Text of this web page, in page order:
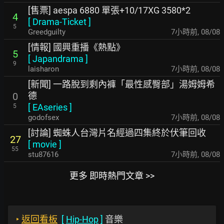
4
5
[售票] aespa 6880 單張+10/17XG 3580*2
[ Drama-Ticket]
Greedguilty 7小時前, 08/08
5
9
[情報] 國興重播《熱點》
[Japandrama ]
laisharon 7小時前, 08/08
0
5
[新聞] 一路脫到剩內褲「最性感臀部」湯姆姆希
德
[ EAseries]
godofsex 7小時前, 08/08
27
55
[討論] 蜘蛛人台灣片名經過四集終於伏筆回收
[ movie ]
stu87616 7小時前, 08/08
更多 即時熱門文章 >>
‣ 返回看板 [ Hip-Hop] 音樂